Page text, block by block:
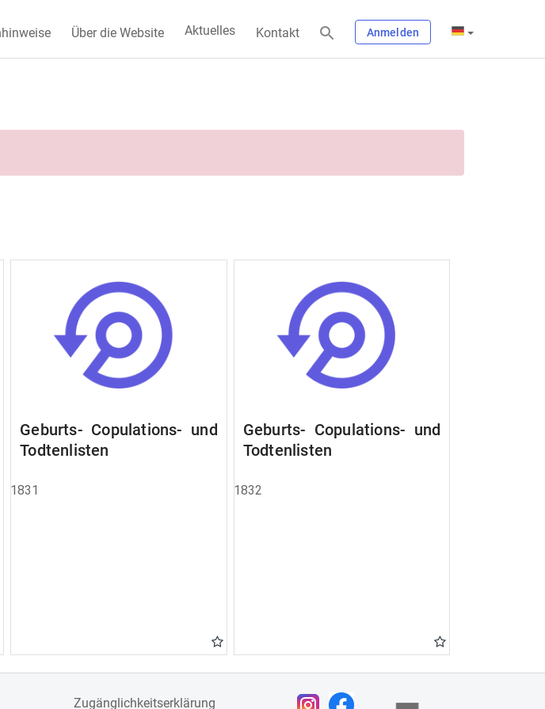
Über die Website Aktuelles Kontakt Anmelden
Geburts- Copulations- und
Todtenlisten
1831
Geburts- Copulations- und
Todtenlisten
1832
Zugänglichkeitserklärung